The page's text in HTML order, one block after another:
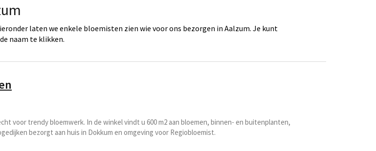
laten we enkele bloemisten zien wie voor ons bezorgen in Aalzum. Je kunt
naam te klikken.
voor trendy bloemwerk. In de winkel vindt u 600 m2 aan bloemen, binnen- en buitenplanten,
bezorgt aan huis in Dokkum en omgeving voor Regiobloemist.